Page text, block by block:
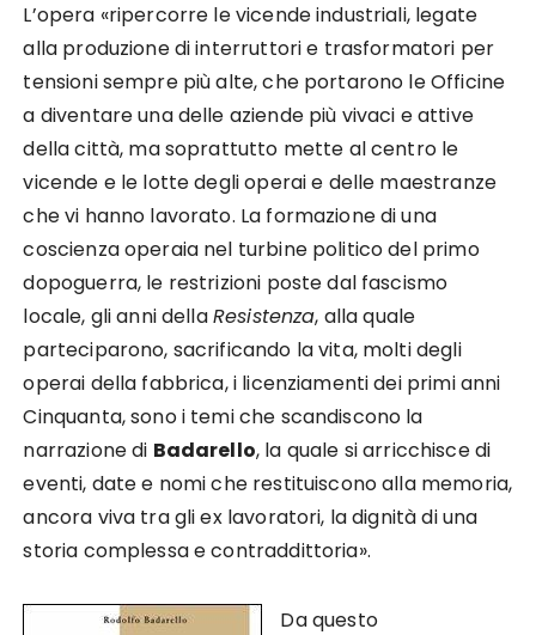
L’opera «ripercorre le vicende industriali, legate
alla produzione di interruttori e trasformatori per
tensioni sempre più alte, che portarono le Officine
a diventare una delle aziende più vivaci e attive
della città, ma soprattutto mette al centro le
vicende e le lotte degli operai e delle maestranze
che vi hanno lavorato. La formazione di una
coscienza operaia nel turbine politico del primo
dopoguerra, le restrizioni poste dal fascismo
locale, gli anni dellaResistenza, alla quale
parteciparono, sacrificando la vita, molti degli
operai della fabbrica, i licenziamenti dei primi anni
Cinquanta, sono i temi che scandiscono la
narrazione di Badarello, la quale si arricchisce di
eventi, date e nomi che restituiscono alla memoria,
ancora viva tra gli ex lavoratori, la dignità di una
storia complessa e contraddittoria».
Da questo